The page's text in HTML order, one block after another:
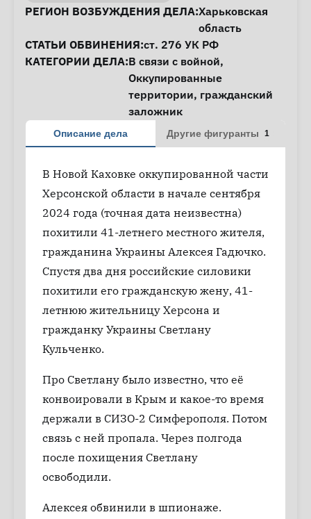
Информация о деле
РЕГИОН ВОЗБУЖДЕНИЯ ДЕЛА:Харьковская
область
СТАТЬИ ОБВИНЕНИЯ:ст. 276 УК РФ
КАТЕГОРИИ ДЕЛА:В связи с войной,
Оккупированные
территории, гражданский
заложник
Описание дела Другие фигуранты 1
В Новой Каховке оккупированной части
Херсонской области в начале сентября
2024 года (точная дата неизвестна)
похитили 41-летнего местного жителя,
гражданина Украины Алексея Гадючко.
Спустя два дня российские силовики
похитили его гражданскую жену, 41-
летнюю жительницу Херсона и
гражданку Украины Светлану
Кульченко.
Про Светлану было известно, что её
конвоировали в Крым и какое-то время
держали в СИЗО-2 Симферополя. Потом
связь с ней пропала. Через полгода
после похищения Светлану
освободили.
Алексея обвинили в шпионаже.